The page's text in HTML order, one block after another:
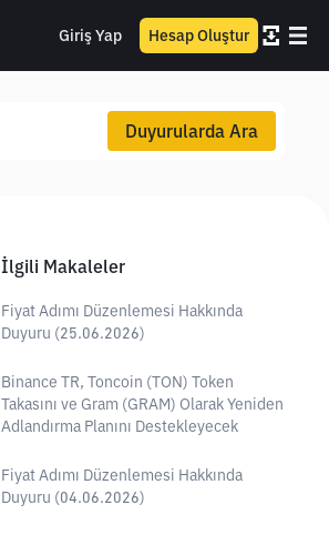
Giriş Yap Hesap Oluştur
Duyurularda Ara
İlgili Makaleler
Fiyat Adımı Düzenlemesi Hakkında
Duyuru (25.06.2026)
Binance TR, Toncoin (TON) Token
Takasını ve Gram (GRAM) Olarak Yeniden
Adlandırma Planını Destekleyecek
Fiyat Adımı Düzenlemesi Hakkında
Duyuru (04.06.2026)